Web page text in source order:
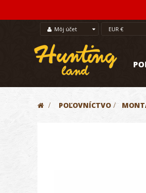
Môj účet EUR €
> POĽOVNÍCTVO >